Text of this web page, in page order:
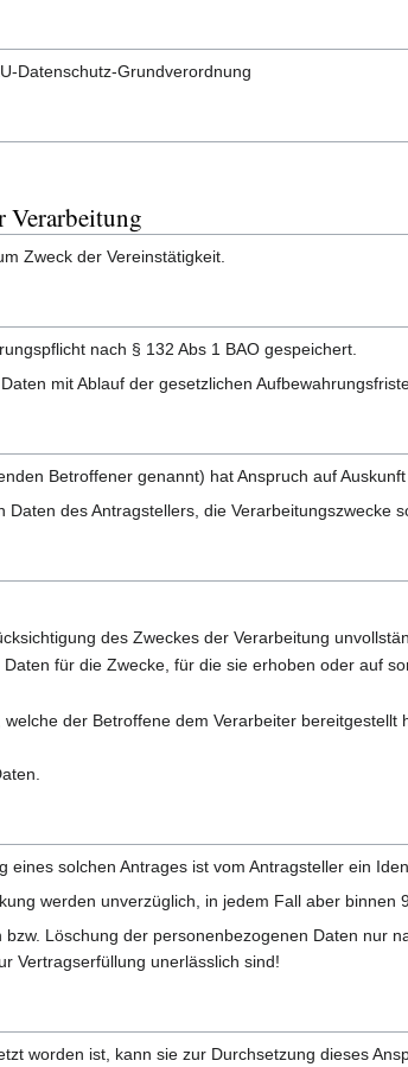
Datenschutz-Grundverordnung
Verarbeitung
Zweck der Vereinstätigkeit.
nach § 132 Abs 1 BAO gespeichert.
mit Ablauf der gesetzlichen
Betroffener genannt) hat Anspruch auf
des Antragstellers, die Verarbeitungszwecke
des Zweckes der Verarbeitung
für die Zwecke, für die sie erhoben oder auf
der Betroffene dem Verarbeiter
solchen Antrages ist vom Antragsteller ein
werden unverzüglich, in jedem Fall aber binnen
Löschung der personenbezogenen Daten nur
Vertragserfüllung unerlässlich sind!
worden ist, kann sie zur Durchsetzung dieses